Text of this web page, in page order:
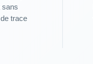
sans
trace